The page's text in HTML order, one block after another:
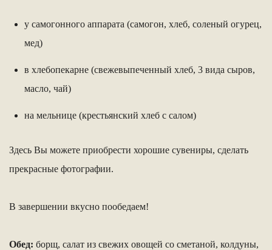
у самогонного аппарата (самогон, хлеб, соленый огурец,
мед)
в хлебопекарне (свежевыпеченный хлеб, 3 вида сыров,
масло, чай)
на мельнице (крестьянский хлеб с салом)
Здесь Вы можете приобрести хорошие сувениры, сделать
прекрасные фотографии.
В завершении вкусно пообедаем!
Обед: борщ, салат из свежих овощей со сметаной, колдуны,